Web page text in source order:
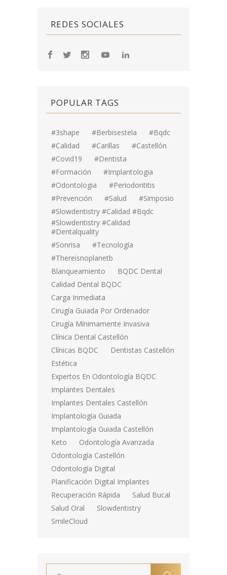
REDES SOCIALES
POPULAR TAGS
#3shape #berbisestela
#bqdc
#calidad
#carillas
#Castellón
#covid19
#dentista
#formación
#implantologia
#odontologia
#periodontitis
#prevención
#salud
#simposio
#Slowdentistry #calidad #bqdc
#Slowdentistry #calidad
#dentalquality
#sonrisa
#tecnología
#thereisnoplanetb
Blanqueamiento
BQDC Dental
Calidad Dental BQDC
Carga Inmediata
Cirugía Guiada Por Ordenador
Cirugía Mínimamente Invasiva
Clínica Dental Castellón
Clínicas BQDC
Dentistas Castellón
Estética
Expertos En Odontología BQDC
Implantes Dentales
Implantes Dentales Castellón
Implantología Guiada
Implantología Guiada Castellón
Keto
Odontología Avanzada
Odontología Castellón
Odontología Digital
Planificación Digital Implantes
Recuperación Rápida
Salud Bucal
Salud Oral
Slowdentistry
SmileCloud